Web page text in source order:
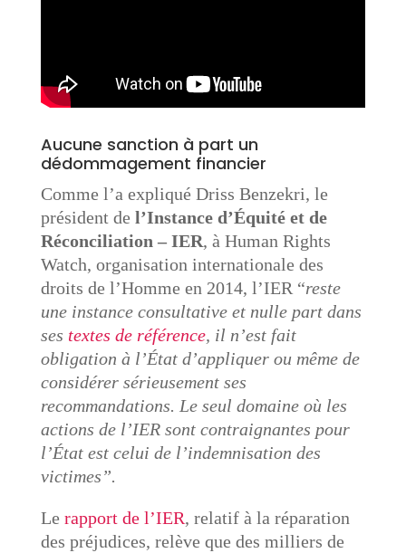
Aucune sanction à part un
dédommagement financier
Comme l’a expliqué Driss Benzekri, le
président de l’Instance d’Équité et de
Réconciliation – IER, à Human Rights
Watch, organisation internationale des
droits de l’Homme en 2014, l’IER “reste
une instance consultative et nulle part dans
ses textes de référence, il n’est fait
obligation à l’État d’appliquer ou même de
considérer sérieusement ses
recommandations. Le seul domaine où les
actions de l’IER sont contraignantes pour
l’État est celui de l’indemnisation des
victimes”.
Le rapport de l’IER, relatif à la réparation
des préjudices, relève que des milliers de